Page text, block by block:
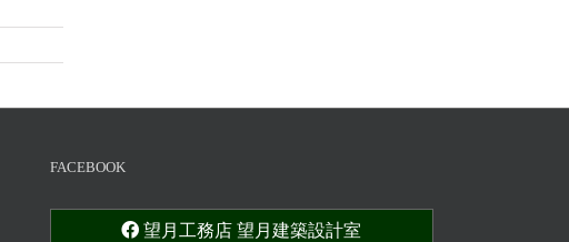
FACEBOOK
望月工務店 望月建築設計室